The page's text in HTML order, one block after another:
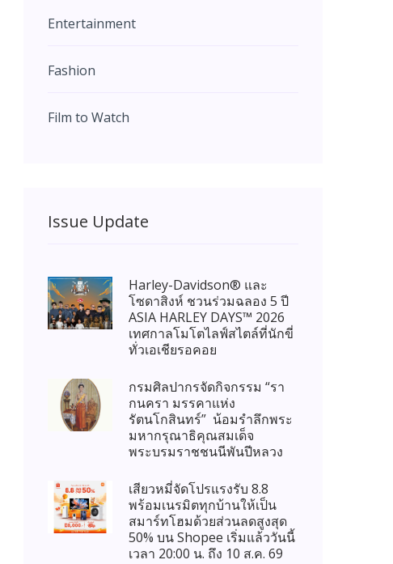
Entertainment
Fashion
Film to Watch
Issue Update
Harley-Davidson® และ
โซดาสิงห์ ชวนร่วมฉลอง 5 ปี
ASIA HARLEY DAYS™ 2026
เทศกาลโมโตไลฟ์สไตล์ที่นักขี่
ทั่วเอเชียรอคอย
กรมศิลปากรจัดกิจกรรม “รา
กนครา มรรคาแห่ง
รัตนโกสินทร์” น้อมรำลึกพระ
มหากรุณาธิคุณสมเด็จ
พระบรมราชชนนีพันปีหลวง
เสียวหมี่จัดโปรแรงรับ 8.8
พร้อมเนรมิตทุกบ้านให้เป็น
สมาร์ทโฮมด้วยส่วนลดสูงสุด
50% บน Shopee เริ่มแล้ววันนี้
เวลา 20:00 น. ถึง 10 ส.ค. 69